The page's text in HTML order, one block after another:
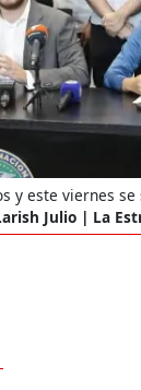
y este viernes
Julio | La
al